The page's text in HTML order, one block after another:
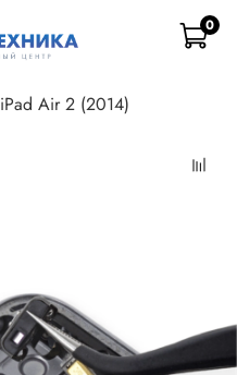
0
iPad Air 2 (2014)